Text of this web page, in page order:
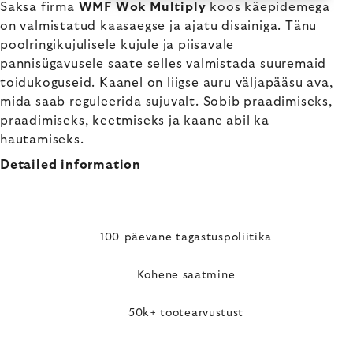
Saksa firma WMF Wok Multiply koos käepidemega
on valmistatud kaasaegse ja ajatu disainiga. Tänu
poolringikujulisele kujule ja piisavale
pannisügavusele saate selles valmistada suuremaid
toidukoguseid. Kaanel on liigse auru väljapääsu ava,
mida saab reguleerida sujuvalt. Sobib praadimiseks,
praadimiseks, keetmiseks ja kaane abil ka
hautamiseks.
Detailed information
100-päevane tagastuspoliitika
Kohene saatmine
50k+ tootearvustust